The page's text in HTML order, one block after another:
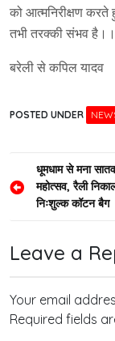
को आत्मनिरीक्षण करते
तभी तरक्की संभव है।।
बरेली से कपिल यादव
POSTED UNDER
Post
navigation
धूमधाम से मना
महोत्सव, रैली
निःशुल्क कॉटन बैग
Leave a
Your email
Required fields